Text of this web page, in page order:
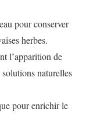
pour conserver
herbes.
l’apparition de
naturelles
pour enrichir le